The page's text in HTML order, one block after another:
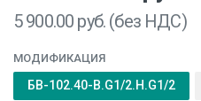
5 900.00 руб. (без НДС)
МОДИФИКАЦИЯ
БВ-102.40-В.G1/2.Н.G1/2